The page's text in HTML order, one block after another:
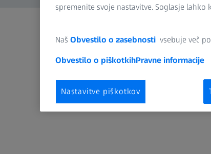
spremenite svoje nastavitve. Soglasje lahko
Naš Obvestilo o zasebnosti vsebuje več
Obvestilo o piškotkihPravne informacije
Nastavitve piškotkov